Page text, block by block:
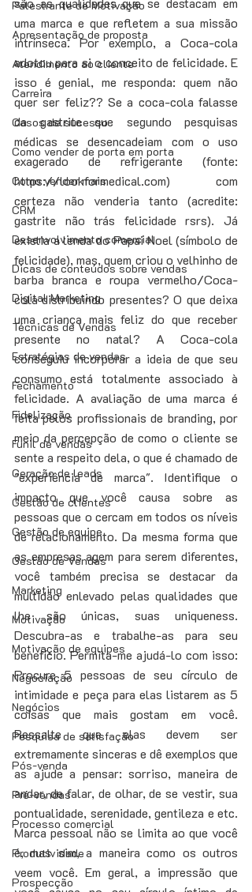
Palestrante de Motivação
Apresentação de proposta
Atendimento ao cliente
Carreira
Casos de sucesso
Como vender de porta em porta
Como vender mais
CRM
Desenvolvimento comercial
Dicas de conteúdos sobre vendas
Digital Marketing
Técnicas de Vendas
Estratégias de vendas
Fechamento
Fidelização
Funil de vendas
Geração de leads
Gestão de clientes
Gestão de equipe
Gestão de Vendas
Marketing
Motivação
Motivação de equipes
Negociação
Negócios
Pesquisa de satisfação
Pós-venda
Pré-vendas
Processo comercial
Produtividade
Prospecção
uma marca e que refletem a sua missão
intrínseca. Por exemplo, a Coca-cola
adotou para si o conceito de felicidade. E
isso é genial, me responda: quem não
quer ser feliz?? Se a coca-cola falasse
da gastrite que segundo pesquisas
médicas se desencadeiam com o uso
exagerado de refrigerante (fonte:
https://lookformedical.com) com
certeza não venderia tanto (acredite:
gastrite não trás felicidade rsrs). Já
existia a lenda do Papai Noel (símbolo de
felicidade), mas, quem criou o velhinho de
barba branca e roupa vermelho/Coca-
cola distribuindo presentes? O que deixa
uma criança mais feliz do que receber
presente no natal? A Coca-cola
conseguiu incorporar a ideia de que seu
consumo está totalmente associado à
felicidade. A avaliação de uma marca é
feita pelos profissionais de branding, por
meio da percepção de como o cliente se
sente a respeito dela, o que é chamado de
"experiência de marca". Identifique o
impacto que você causa sobre as
pessoas que o cercam em todos os níveis
de relacionamento. Da mesma forma que
as empresas agem para serem diferentes,
você também precisa se destacar da
multidão enlevado pelas qualidades que
lhe são únicas, suas uniqueness.
Descubra-as e trabalhe-as para seu
benefício. Permita-me ajudá-lo com isso:
Procure 5 pessoas de seu círculo de
intimidade e peça para elas listarem as 5
coisas que mais gostam em você.
Ressalte que elas devem ser
extremamente sinceras e dê exemplos que
as ajude a pensar: sorriso, maneira de
andar, de falar, de olhar, de se vestir, sua
pontualidade, serenidade, gentileza e etc.
Marca pessoal não se limita ao que você
é, mas sim, a maneira como os outros
veem você. Em geral, a impressão que